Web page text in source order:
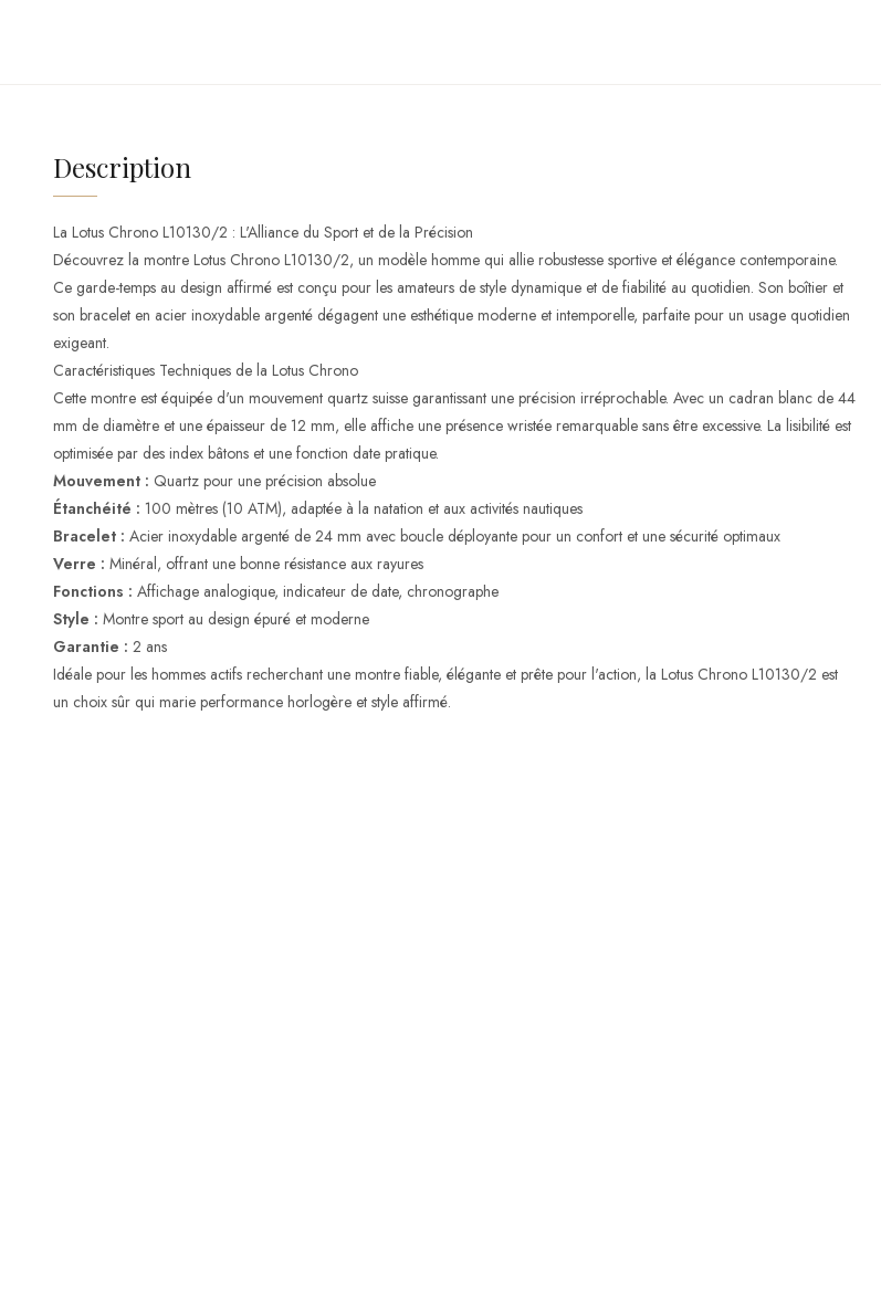
Description
La Lotus Chrono L10130/2 : L'Alliance du Sport et de la Précision
Découvrez la montre Lotus Chrono L10130/2, un modèle homme qui allie robustesse sportive et élégance contemporaine.
Ce garde-temps au design affirmé est conçu pour les amateurs de style dynamique et de fiabilité au quotidien. Son boîtier et
son bracelet en acier inoxydable argenté dégagent une esthétique moderne et intemporelle, parfaite pour un usage quotidien
exigeant.
Caractéristiques Techniques de la Lotus Chrono
Cette montre est équipée d'un mouvement quartz suisse garantissant une précision irréprochable. Avec un cadran blanc de 44
mm de diamètre et une épaisseur de 12 mm, elle affiche une présence wristée remarquable sans être excessive. La lisibilité est
optimisée par des index bâtons et une fonction date pratique.
Mouvement : Quartz pour une précision absolue
Étanchéité : 100 mètres (10 ATM), adaptée à la natation et aux activités nautiques
Bracelet : Acier inoxydable argenté de 24 mm avec boucle déployante pour un confort et une sécurité optimaux
Verre : Minéral, offrant une bonne résistance aux rayures
Fonctions : Affichage analogique, indicateur de date, chronographe
Style : Montre sport au design épuré et moderne
Garantie : 2 ans
Idéale pour les hommes actifs recherchant une montre fiable, élégante et prête pour l'action, la Lotus Chrono L10130/2 est
un choix sûr qui marie performance horlogère et style affirmé.